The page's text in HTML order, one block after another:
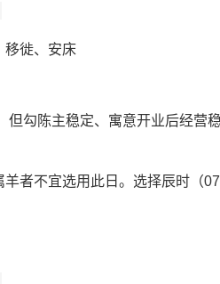
移徙、安床
但勾陈主稳定、寓意开业后经营
者不宜选用此日。选择辰时（